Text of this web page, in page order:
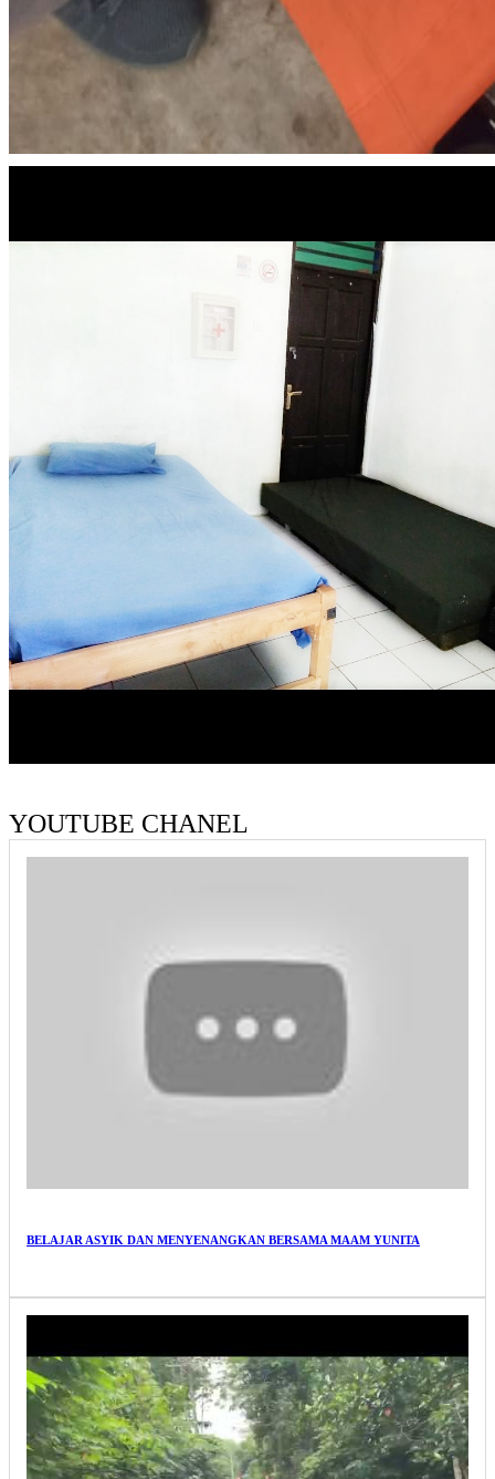
YOUTUBE CHANEL
BELAJAR ASYIK DAN MENYENANGKAN BERSAMA MAAM YUNITA